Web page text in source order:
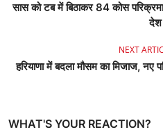
सास को टब में बिठाकर 84 कोस
देश
NEXT
हरियाणा में बदला मौसम का मिजाज, नए
WHAT'S YOUR REACTION?